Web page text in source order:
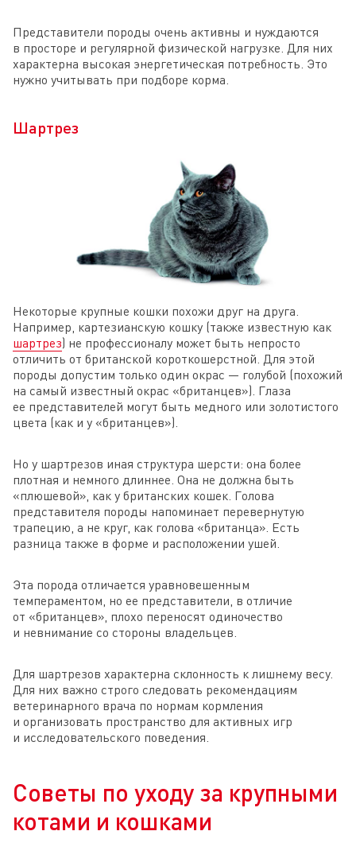
Представители породы очень активны и нуждаются
в просторе и регулярной физической нагрузке. Для них
характерна высокая энергетическая потребность. Это
нужно учитывать при подборе корма.
Шартрез
Некоторые крупные кошки похожи друг на друга.
Например, картезианскую кошку (также известную как
шартрез) не профессионалу может быть непросто
отличить от британской короткошерстной. Для этой
породы допустим только один окрас — голубой (похожий
на самый известный окрас «британцев»). Глаза
ее представителей могут быть медного или золотистого
цвета (как и у «британцев»).
Но у шартрезов иная структура шерсти: она более
плотная и немного длиннее. Она не должна быть
«плюшевой», как у британских кошек. Голова
представителя породы напоминает перевернутую
трапецию, а не круг, как голова «британца». Есть
разница также в форме и расположении ушей.
Эта порода отличается уравновешенным
темпераментом, но ее представители, в отличие
от «британцев», плохо переносят одиночество
и невнимание со стороны владельцев.
Для шартрезов характерна склонность к лишнему весу.
Для них важно строго следовать рекомендациям
ветеринарного врача по нормам кормления
и организовать пространство для активных игр
и исследовательского поведения.
Советы по уходу за крупными
котами и кошками